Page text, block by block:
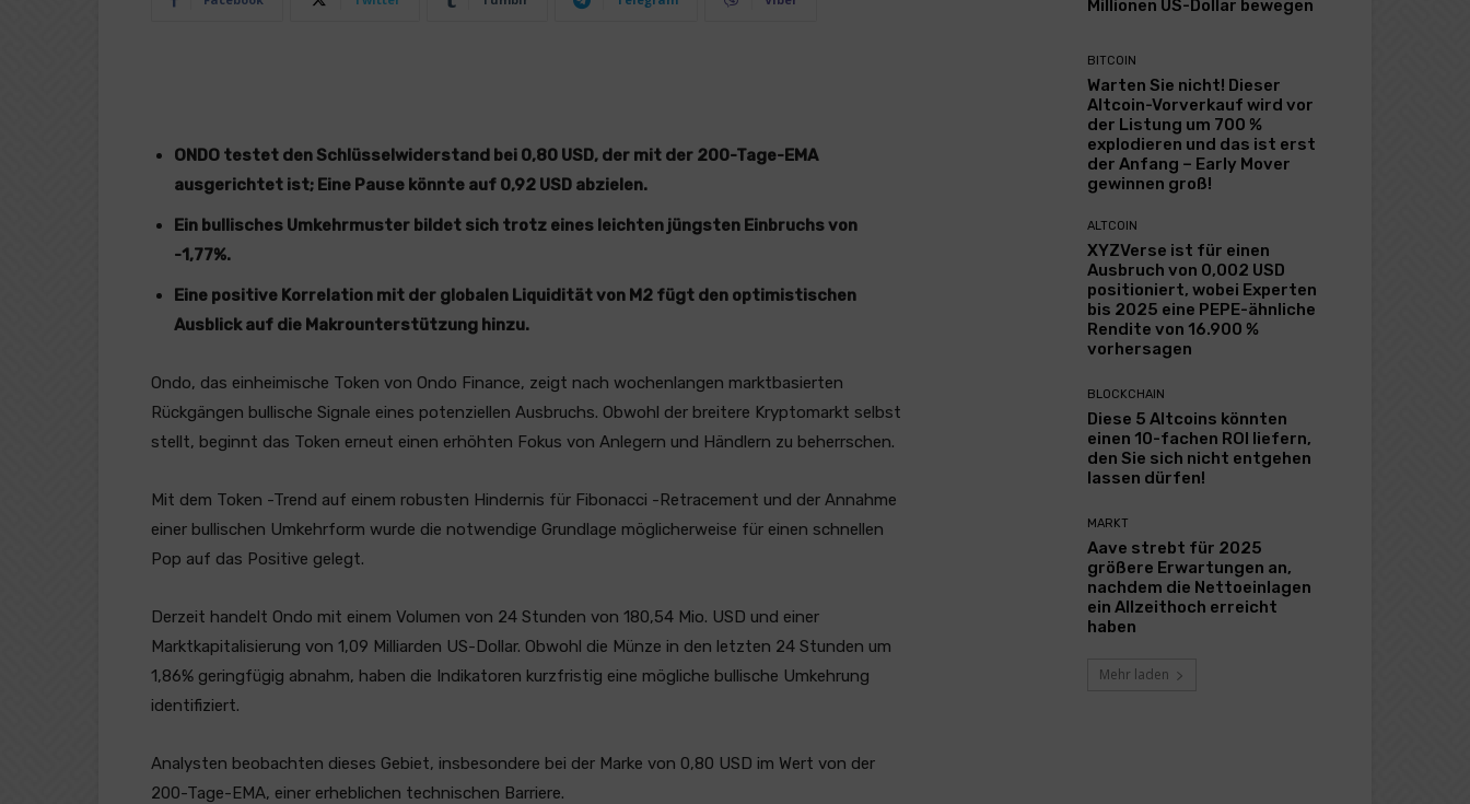
ONDO testet den Schlüsselwiderstand bei 0,80 USD, der mit der 200-Tage-EMA
ausgerichtet ist; Eine Pause könnte auf 0,92 USD abzielen.
Ein bullisches Umkehrmuster bildet sich trotz eines leichten jüngsten Einbruchs von
-1,77%.
Eine positive Korrelation mit der globalen Liquidität von M2 fügt den optimistischen
Ausblick auf die Makrounterstützung hinzu.
Ondo, das einheimische Token von Ondo Finance, zeigt nach wochenlangen marktbasierten
Rückgängen bullische Signale eines potenziellen Ausbruchs. Obwohl der breitere Kryptomarkt selbst
stellt, beginnt das Token erneut einen erhöhten Fokus von Anlegern und Händlern zu beherrschen.
Mit dem Token -Trend auf einem robusten Hindernis für Fibonacci -Retracement und der Annahme
einer bullischen Umkehrform wurde die notwendige Grundlage möglicherweise für einen schnellen
Pop auf das Positive gelegt.
Derzeit handelt Ondo mit einem Volumen von 24 Stunden von 180,54 Mio. USD und einer
Marktkapitalisierung von 1,09 Milliarden US-Dollar. Obwohl die Münze in den letzten 24 Stunden um
1,86% geringfügig abnahm, haben die Indikatoren kurzfristig eine mögliche bullische Umkehrung
identifiziert.
Analysten beobachten dieses Gebiet, insbesondere bei der Marke von 0,80 USD im Wert von der
200-Tage-EMA, einer erheblichen technischen Barriere.
Millionen US-Dollar bewegen
BITCOIN
Warten Sie nicht! Dieser
Altcoin-Vorverkauf wird vor
der Listung um 700 %
explodieren und das ist erst
der Anfang – Early Mover
gewinnen groß!
ALTCOIN
XYZVerse ist für einen
Ausbruch von 0,002 USD
positioniert, wobei Experten
bis 2025 eine PEPE-ähnliche
Rendite von 16.900 %
vorhersagen
BLOCKCHAIN
Diese 5 Altcoins könnten
einen 10-fachen ROI liefern,
den Sie sich nicht entgehen
lassen dürfen!
MARKT
Aave strebt für 2025
größere Erwartungen an,
nachdem die Nettoeinlagen
ein Allzeithoch erreicht
haben
Mehr laden